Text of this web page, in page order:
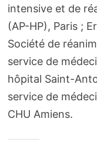
intensive et de
(AP-HP), Paris ;
Société de
service de
hôpital Saint-
service de
CHU Amiens.